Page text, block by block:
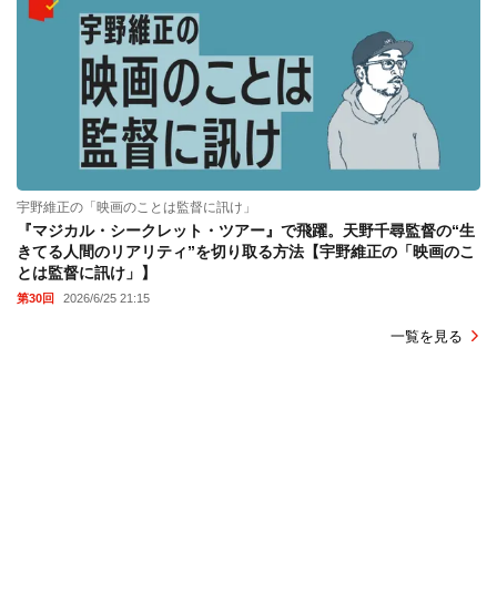
宇野維正の「映画のことは監督に訊け」
『マジカル・シークレット・ツアー』で飛躍。天野千尋監督の“生
きてる人間のリアリティ”を切り取る方法【宇野維正の「映画のこ
とは監督に訊け」】
第30回 2026/6/25 21:15
一覧を見る